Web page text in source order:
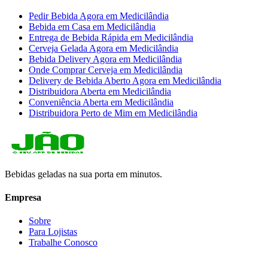
Pedir Bebida Agora em Medicilândia
Bebida em Casa em Medicilândia
Entrega de Bebida Rápida em Medicilândia
Cerveja Gelada Agora em Medicilândia
Bebida Delivery Agora em Medicilândia
Onde Comprar Cerveja em Medicilândia
Delivery de Bebida Aberto Agora em Medicilândia
Distribuidora Aberta em Medicilândia
Conveniência Aberta em Medicilândia
Distribuidora Perto de Mim em Medicilândia
Bebidas geladas na sua porta em minutos.
Empresa
Sobre
Para Lojistas
Trabalhe Conosco